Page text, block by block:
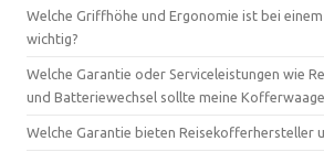
Welche Griffhöhe und Ergonomie ist bei
wichtig?
Welche Garantie oder Serviceleistungen wie
und Batteriewechsel sollte meine
Welche Garantie bieten Reisekofferhersteller